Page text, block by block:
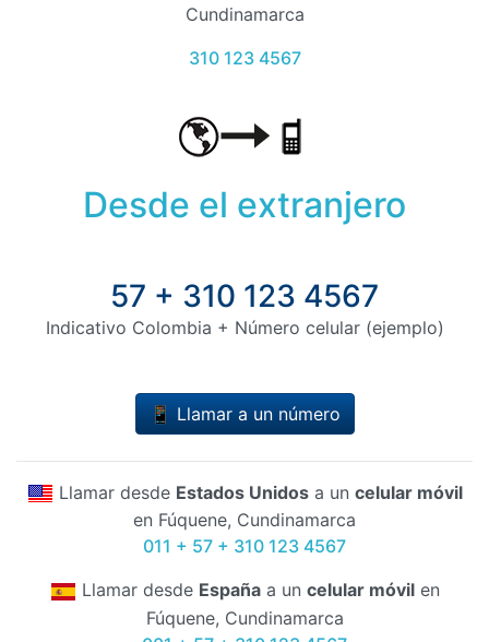
Cundinamarca
310 123 4567
Desde el extranjero
57 + 310 123 4567
Indicativo Colombia + Número celular (ejemplo)
📱 Llamar a un número
Llamar desde Estados Unidosa un celular móvil
en Fúquene, Cundinamarca
011 + 57 + 310 123 4567
Llamar desde Españaa un celular móvilen
Fúquene, Cundinamarca